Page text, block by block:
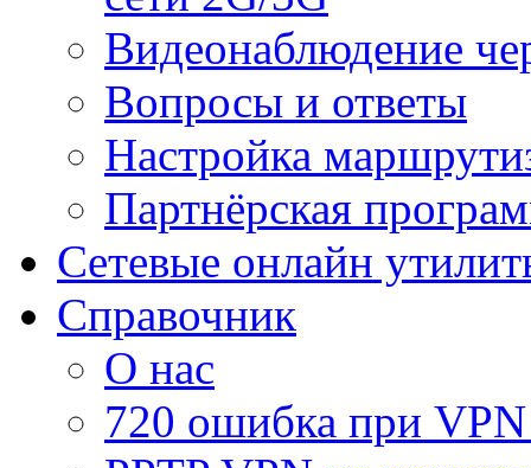
Видеонаблюдение
Вопросы и ответы
Настройка
Партнёрская
Сетевые онлайн
Справочник
О нас
720 ошибка при